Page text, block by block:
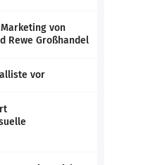
von
Rewe Großhandel
vor